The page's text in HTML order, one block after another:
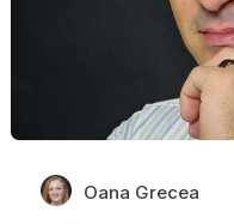
Oana Grecea